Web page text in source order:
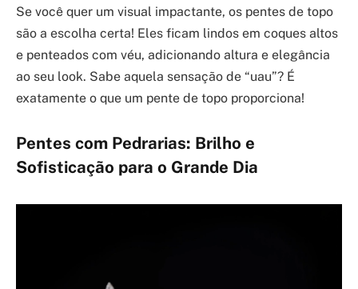
Se você quer um visual impactante, os pentes de topo
são a escolha certa! Eles ficam lindos em coques altos
e penteados com véu, adicionando altura e elegância
ao seu look. Sabe aquela sensação de “uau”? É
exatamente o que um pente de topo proporciona!
Pentes com Pedrarias: Brilho e
Sofisticação para o Grande Dia